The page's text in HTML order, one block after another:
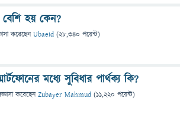
হয় কেন?
করেছেনUbaeid (28,340 পয়েন্ট)
মধ্যে সুবিধার পার্থক্য কি?
করেছেনZubayer Mahmud (11,220 পয়েন্ট)